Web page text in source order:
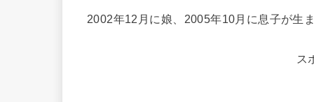
2002年12月に娘、2005年10月に息子が生ま
ス